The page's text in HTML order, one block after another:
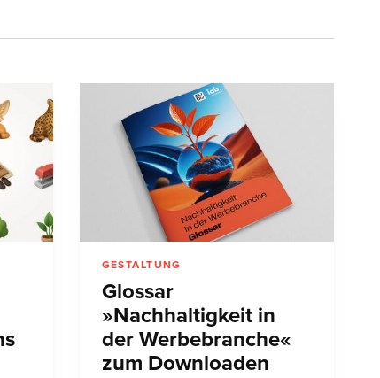
GESTALTUNG
Glossar
»Nachhaltigkeit in
der Werbebranche«
zum Downloaden